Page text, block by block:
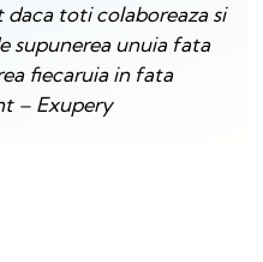
daca toti colaboreaza si
supunerea unuia fata
fiecaruia in fata
– Exupery